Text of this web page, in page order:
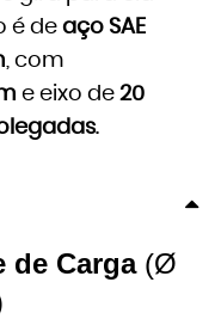
é de aço SAE
, com
e eixo de 20
.
de Carga(Ø